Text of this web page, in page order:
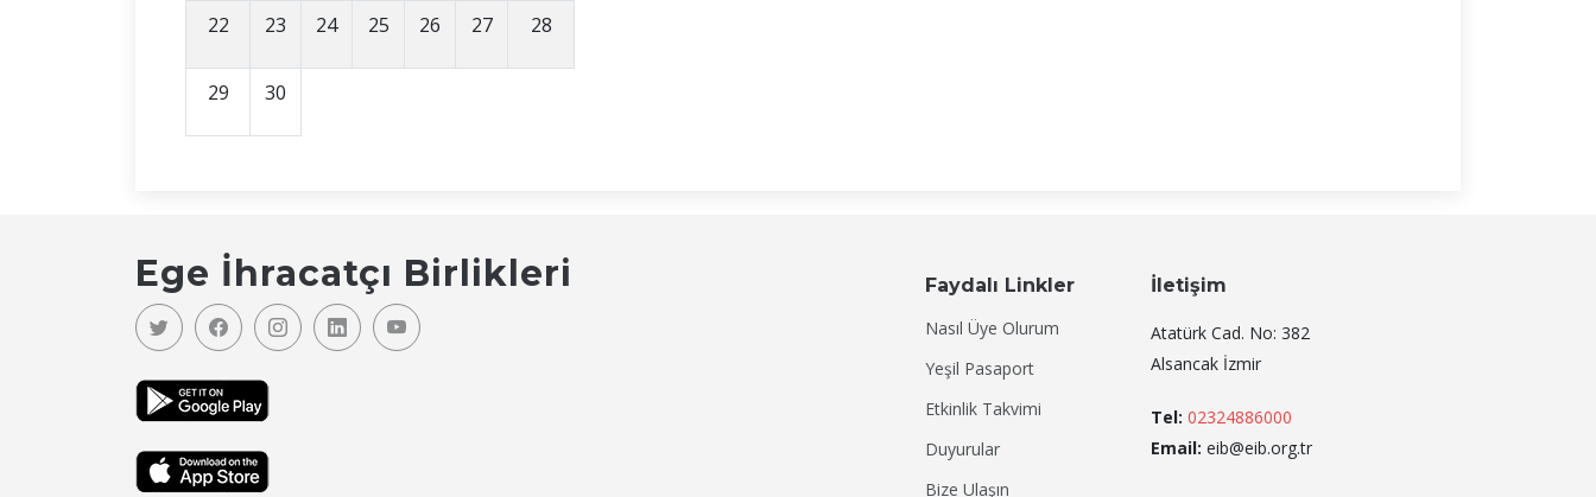
22 23 24 25 26 27 28
29 30
Ege İhracatçı Birlikleri
Faydalı Linkler
Nasıl Üye Olurum
Yeşil Pasaport
Etkinlik Takvimi
Duyurular
Bize Ulaşın
İletişim
Atatürk Cad. No: 382
Alsancak İzmir
Tel: 02324886000
Email: eib@eib.org.tr